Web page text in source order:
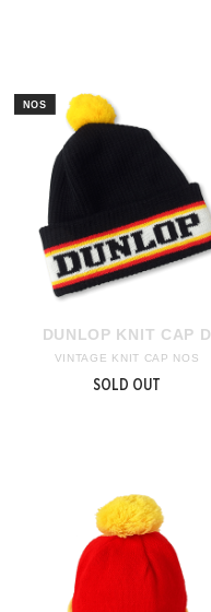
DUNLOP KNIT CAP D
VINTAGE KNIT CAP NOS
SOLD OUT